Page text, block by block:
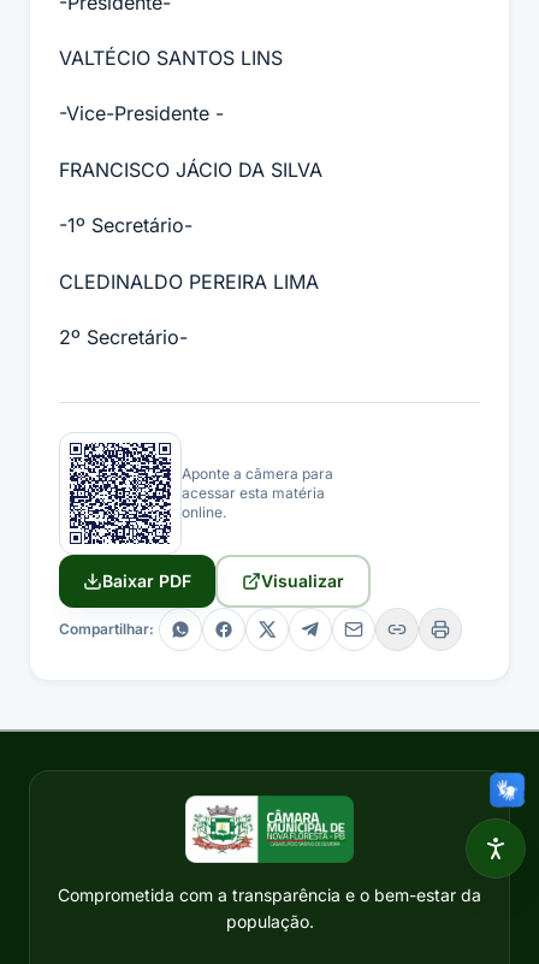
VALTÉCIO SANTOS LINS
-Vice-Presidente -
FRANCISCO JÁCIO DA SILVA
-1º Secretário-
CLEDINALDO PEREIRA LIMA
2º Secretário-
Aponte a câmera para
acessar esta matéria
online.
Baixar PDF Visualizar
Compartilhar:
Comprometida com a transparência e o bem-estar da
população.